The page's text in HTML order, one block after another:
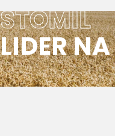
STOMIL
LIDER